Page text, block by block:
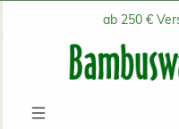
Zum Hauptinhalt springen
ab 250 €